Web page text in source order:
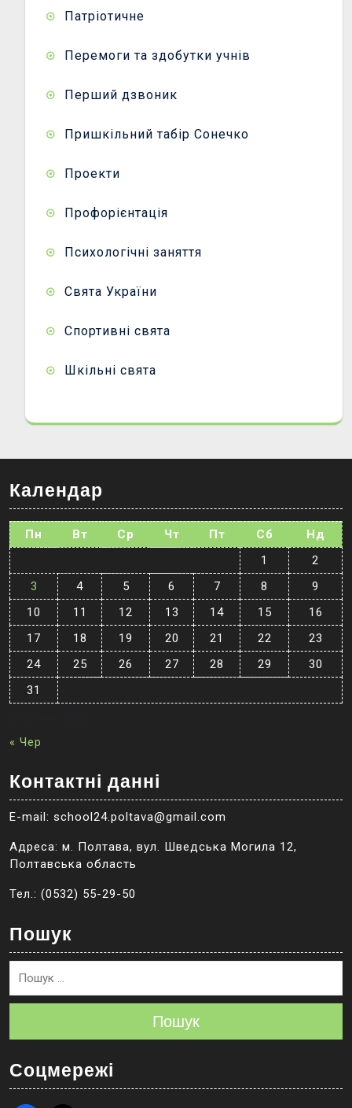
Патріотичне
Перемоги та здобутки учнів
Перший дзвоник
Пришкільний табір Сонечко
Проекти
Профорієнтація
Психологічні заняття
Свята України
Спортивні свята
Шкільні свята
Календар
Пн Вт Ср Чт Пт Сб
Нд
1
2
3
4 5 6 7 8
9
10
11 12 13 14 15
16
17
18 19 20 21 22
23
24
25 26 27 28 29
30
31
« Чер
Контактні данні
E-mail: school24.poltava@gmail.com
Адреса: м. Полтава, вул. Шведська Могила 12,
Полтавська область
Тел.: (0532) 55-29-50
Пошук
Пошук
Соцмережі